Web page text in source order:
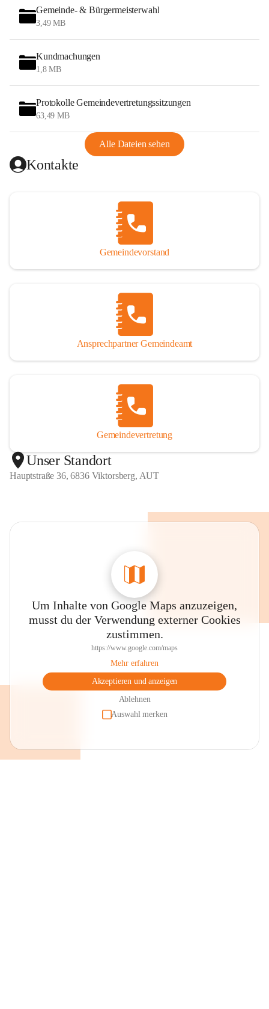
Gemeinde- & Bürgermeisterwahl
3,49 MB
Kundmachungen
1,8 MB
Protokolle Gemeindevertretungssitzungen
63,49 MB
Alle Dateien sehen
Kontakte
Gemeindevorstand
Ansprechpartner Gemeindeamt
Gemeindevertretung
Unser Standort
Hauptstraße 36, 6836 Viktorsberg, AUT
Um Inhalte von Google Maps anzuzeigen,
musst du der Verwendung externer Cookies
zustimmen.
https://www.google.com/maps
Mehr erfahren
Akzeptieren und anzeigen
Ablehnen
Auswahl merken